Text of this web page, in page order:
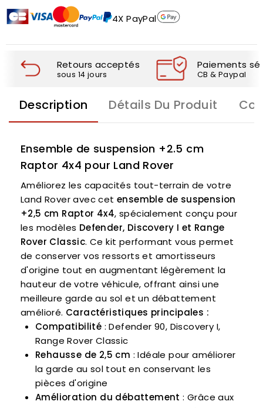
4X PayPal
Retours acceptés
sous 14 jours
Paiements
CB & Paypal
Description Détails Du Produit
Ensemble de suspension +2.5 cm
Raptor 4x4 pour Land Rover
Améliorez les capacités tout-terrain de votre
Land Rover avec cet ensemble de suspension
+2,5 cm Raptor 4x4, spécialement conçu pour
les modèles Defender, Discovery I et Range
Rover Classic. Ce kit performant vous permet
de conserver vos ressorts et amortisseurs
d'origine tout en augmentant légèrement la
hauteur de votre véhicule, offrant ainsi une
meilleure garde au sol et un débattement
amélioré. Caractéristiques principales :
Compatibilité : Defender 90, Discovery I,
Range Rover Classic
Rehausse de 2,5 cm : Idéale pour améliorer
la garde au sol tout en conservant les
pièces d'origine
Amélioration du débattement : Grâce aux